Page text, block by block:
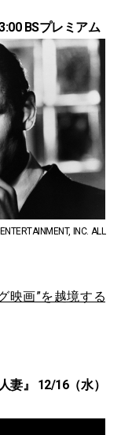
BSプレミアム
INC. ALL
映画”を越境する
妻』 12/16（水）